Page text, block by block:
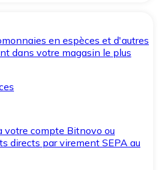
en espèces et d'autres
dans votre magasin le plus
votre compte Bitnovo ou
directs par virement SEPA au